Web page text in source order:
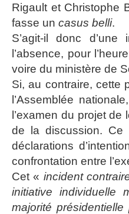
Rigault et Christophe
fasse un casus belli.
S’agit-il donc
l’absence, pour
voire du ministère de
Si, au contraire, cette
l’Assemblée
l’examen du projet
de la discussion. Ce
déclarations
confrontation entre
Cet « incident
initiative individuelle
majorité